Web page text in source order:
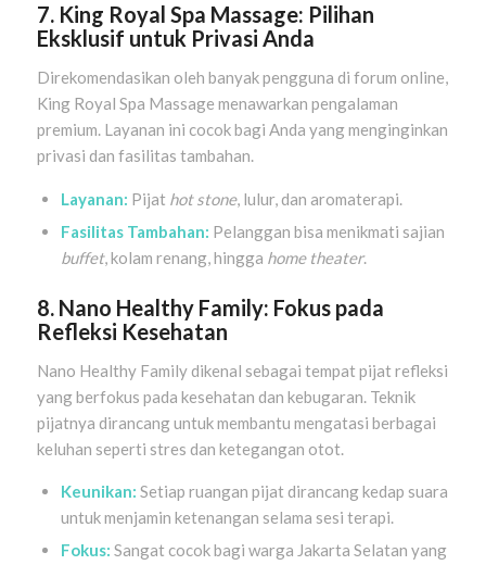
7. King Royal Spa Massage: Pilihan
Eksklusif untuk Privasi Anda
Direkomendasikan oleh banyak pengguna di forum online,
King Royal Spa Massage menawarkan pengalaman
premium. Layanan ini cocok bagi Anda yang menginginkan
privasi dan fasilitas tambahan.
Layanan: Pijat hot stone, lulur, dan aromaterapi.
Fasilitas Tambahan: Pelanggan bisa menikmati sajian
buffet, kolam renang, hingga home theater.
8. Nano Healthy Family: Fokus pada
Refleksi Kesehatan
Nano Healthy Family dikenal sebagai tempat pijat refleksi
yang berfokus pada kesehatan dan kebugaran. Teknik
pijatnya dirancang untuk membantu mengatasi berbagai
keluhan seperti stres dan ketegangan otot.
Keunikan: Setiap ruangan pijat dirancang kedap suara
untuk menjamin ketenangan selama sesi terapi.
Fokus: Sangat cocok bagi warga Jakarta Selatan yang